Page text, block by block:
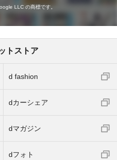
LLC の商標です。
トストア
d fashion
dカーシェア
dマガジン
dフォト